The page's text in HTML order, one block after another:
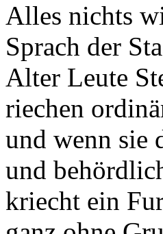
Alles nichts
Sprach der
Alter Leute
riechen
und wenn sie
und
kriecht ein